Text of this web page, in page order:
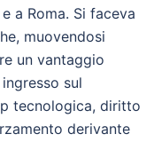
a Roma. Si faceva
muovendosi
un vantaggio
sul
tecnologica, diritto
derivante